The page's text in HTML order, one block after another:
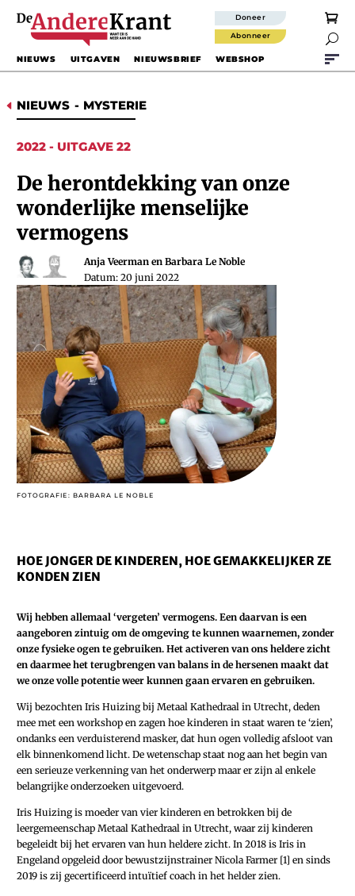
Doneer
Abonneer 
NIEUWS UITGAVEN NIEUWSBRIEF WEBSHOP
D NIEUWS - MYSTERIE
2022 - UITGAVE 22
De herontdekking van onze
wonderlijke menselijke
vermogens
Anja Veerman en Barbara Le Noble
Datum: 20 juni 2022
FOTOGRAFIE: BARBARA LE NOBLE
HOE JONGER DE KINDEREN, HOE GEMAKKELIJKER ZE
KONDEN ZIEN
Wij hebben allemaal ‘vergeten’ vermogens. Een daarvan is een
aangeboren zintuig om de omgeving te kunnen waarnemen, zonder
onze fysieke ogen te gebruiken. Het activeren van ons heldere zicht
en daarmee het terugbrengen van balans in de hersenen maakt dat
we onze volle potentie weer kunnen gaan ervaren en gebruiken.
Wij bezochten Iris Huizing bij Metaal Kathedraal in Utrecht, deden
mee met een workshop en zagen hoe kinderen in staat waren te ‘zien’,
ondanks een verduisterend masker, dat hun ogen volledig afsloot van
elk binnenkomend licht. De wetenschap staat nog aan het begin van
een serieuze verkenning van het onderwerp maar er zijn al enkele
belangrijke onderzoeken uitgevoerd.
Iris Huizing is moeder van vier kinderen en betrokken bij de
leergemeenschap Metaal Kathedraal in Utrecht, waar zij kinderen
begeleidt bij het ervaren van hun heldere zicht. In 2018 is Iris in
Engeland opgeleid door bewustzijnstrainer Nicola ­Farmer [1] en sinds
2019 is zij gecertificeerd intuïtief coach in het helder zien.